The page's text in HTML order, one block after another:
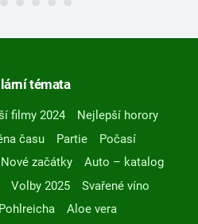
témata
filmy 2024
Nejlepší horory
času Partie
Počasí
začátky
Auto – katalog
Volby 2025
Svařené víno
Aloe vera